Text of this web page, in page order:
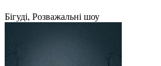
Бігуді, Розважальні шоу